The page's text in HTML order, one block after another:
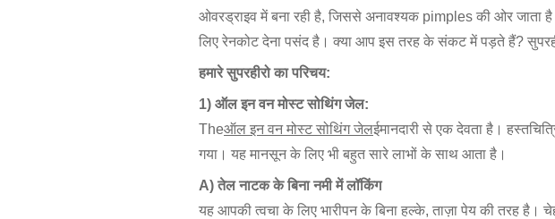
ओवरड्राइव में बना रही है, जिससे अनावश्यक pimples की ओर जाता
लिए रेनकोट देना पसंद है। क्या आप इस तरह के संकट में पड़ते हैं?
हमारे सुपरहीरो का परिचय:
1) ऑल इन वन मोस्ट सोथिंग जेल:
Theऑल इन वन मोस्ट सोथिंग जेलईमानदारी से एक देवता है।
गया। यह मानसून के लिए भी बहुत सारे लाभों के साथ आता है।
A) तेल नाटक के बिना नमी में लॉकिंग
यह आपकी त्वचा के लिए भारीपन के बिना हल्के, ताज़ा पेय की तरह